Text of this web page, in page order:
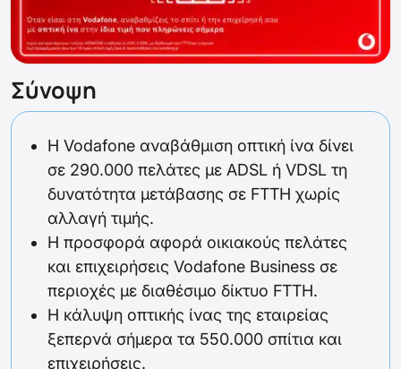
Σύνοψη
Η Vodafone αναβάθμιση οπτική ίνα δίνει
σε 290.000 πελάτες με ADSL ή VDSL τη
δυνατότητα μετάβασης σε FTTH χωρίς
αλλαγή τιμής.
Η προσφορά αφορά οικιακούς πελάτες
και επιχειρήσεις Vodafone Business σε
περιοχές με διαθέσιμο δίκτυο FTTH.
Η κάλυψη οπτικής ίνας της εταιρείας
ξεπερνά σήμερα τα 550.000 σπίτια και
επιχειρήσεις.